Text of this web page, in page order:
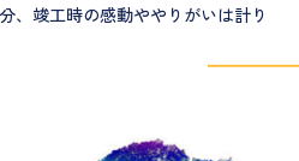
、竣工時の感動ややりがいは計り